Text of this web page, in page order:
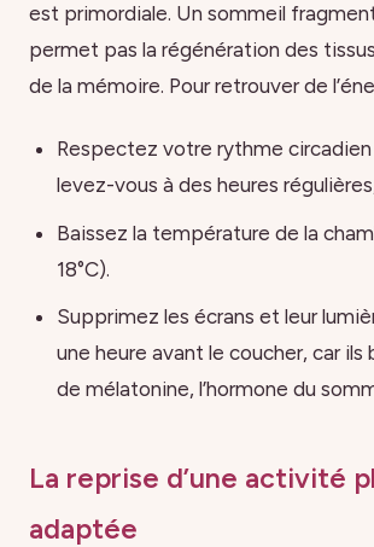
est primordiale. Un sommeil
permet pas la régénération des
de la mémoire. Pour retrouver de
Respectez votre rythme
levez-vous à des heures
Baissez la température de la
18°C).
Supprimez les écrans et leur
une heure avant le coucher, car
de mélatonine, l’hormone du
La reprise d’une activité
adaptée